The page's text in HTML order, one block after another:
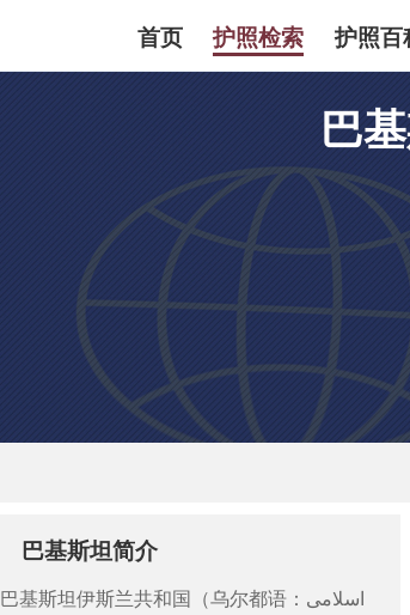
首页 护照检索 护照百
巴
巴基斯坦简介
巴基斯坦伊斯兰共和国（乌尔都语：اسلامی